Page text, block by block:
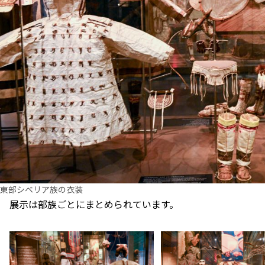
東部シベリア族の衣装
展示は部族ごとにまとめられています。